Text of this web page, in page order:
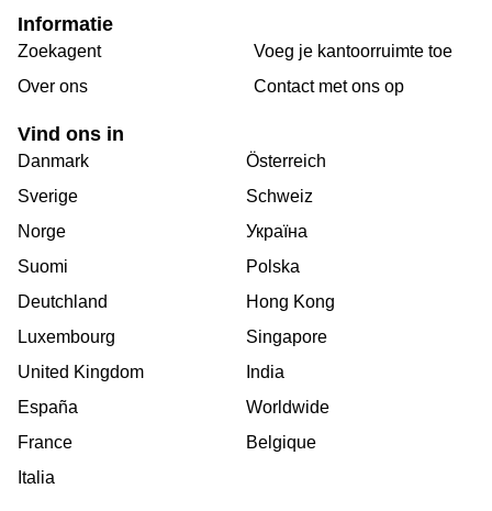
Informatie
Zoekagent
Over ons
Voeg je kantoorruimte toe
Сontact met ons op
Vind ons in
Danmark
Sverige
Norge
Suomi
Deutchland
Luxembourg
United Kingdom
España
France
Italia
Österreich
Schweiz
Україна
Polska
Hong Kong
Singapore
India
Worldwide
Belgique